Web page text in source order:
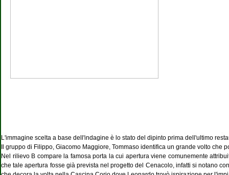
L'immagine scelta a base dell'indagine è lo stato del dipinto prima dell'ultimo
Il gruppo di Filippo, Giacomo Maggiore, Tommaso identifica un grande volto che
Nel rilievo B compare la famosa porta la cui apertura viene comunemente
che tale apertura fosse già prevista nel progetto del Cenacolo, infatti si notano